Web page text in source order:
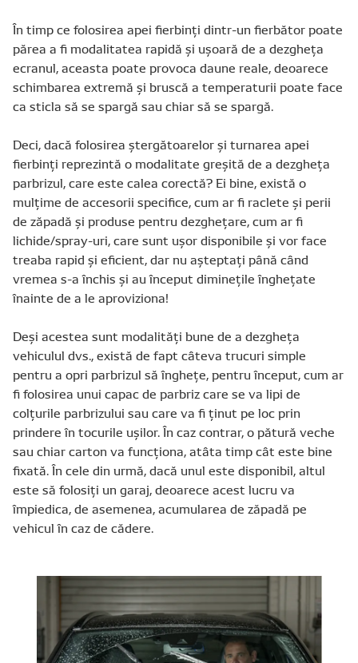
În timp ce folosirea apei fierbinți dintr-un fierbător poate
părea a fi modalitatea rapidă și ușoară de a dezgheța
ecranul, aceasta poate provoca daune reale, deoarece
schimbarea extremă și bruscă a temperaturii poate face
ca sticla să se spargă sau chiar să se spargă.
Deci, dacă folosirea ștergătoarelor și turnarea apei
fierbinți reprezintă o modalitate greșită de a dezgheța
parbrizul, care este calea corectă? Ei bine, există o
mulțime de accesorii specifice, cum ar fi raclete și perii
de zăpadă și produse pentru dezghețare, cum ar fi
lichide/spray-uri, care sunt ușor disponibile și vor face
treaba rapid și eficient, dar nu așteptați până când
vremea s-a închis și au început diminețile înghețate
înainte de a le aproviziona!
Deși acestea sunt modalități bune de a dezgheța
vehiculul dvs., există de fapt câteva trucuri simple
pentru a opri parbrizul să înghețe, pentru început, cum ar
fi folosirea unui capac de parbriz care se va lipi de
colțurile parbrizului sau care va fi ținut pe loc prin
prindere în tocurile ușilor. În caz contrar, o pătură veche
sau chiar carton va funcționa, atâta timp cât este bine
fixată. În cele din urmă, dacă unul este disponibil, altul
este să folosiți un garaj, deoarece acest lucru va
împiedica, de asemenea, acumularea de zăpadă pe
vehicul în caz de cădere.